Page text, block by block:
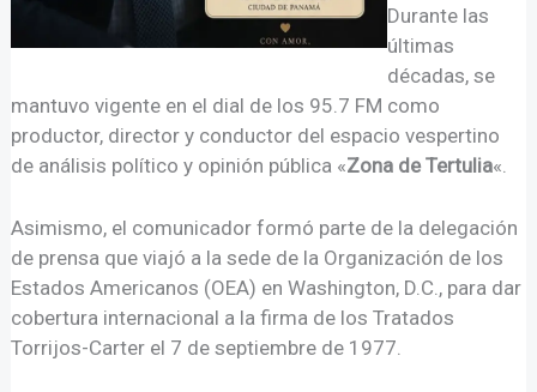
Durante las
últimas
décadas, se
mantuvo vigente en el dial de los 95.7 FM como
productor, director y conductor del espacio vespertino
de análisis político y opinión pública «Zona de Tertulia«.
Asimismo, el comunicador formó parte de la delegación
de prensa que viajó a la sede de la Organización de los
Estados Americanos (OEA) en Washington, D.C., para dar
cobertura internacional a la firma de los Tratados
Torrijos-Carter el 7 de septiembre de 1977.